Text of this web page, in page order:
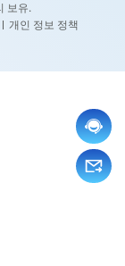
보유.
개인 정보 정책